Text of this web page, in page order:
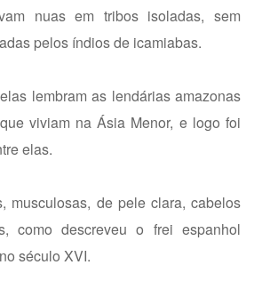
nuas em tribos isoladas, sem
pelos índios de icamiabas.
lembram as lendárias amazonas
viviam na Ásia Menor, e logo foi
elas.
musculosas, de pele clara, cabelos
como descreveu o frei espanhol
século XVI.